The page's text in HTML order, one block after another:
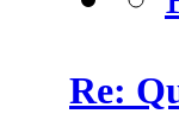
Re: